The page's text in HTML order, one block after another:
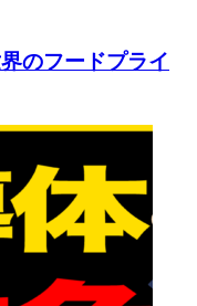
のフードプライ